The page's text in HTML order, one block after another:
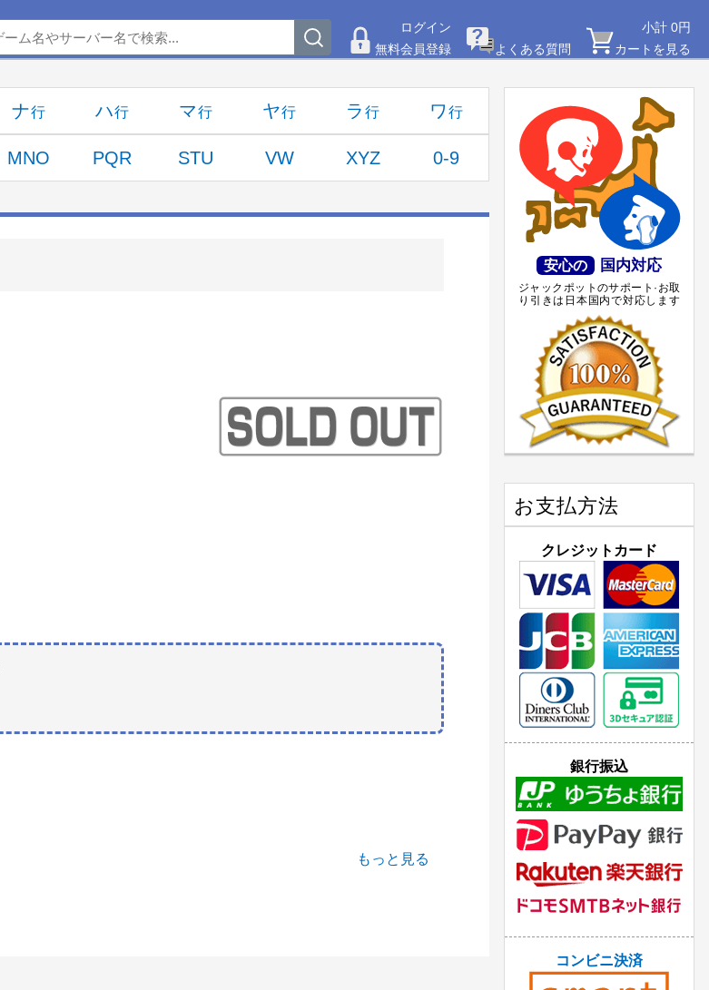
ログイン
無料会員登録
よくある質問
小計 0円
カートを見る
ナ ハ マ ヤ ラ ワ
MNO PQR STU VW XYZ 0-9
もっと見る
安心の 国内対応
ジャックポットのサポート·お取
り引きは日本国内で対応します
お支払方法
クレジットカード
銀行振込
コンビニ決済